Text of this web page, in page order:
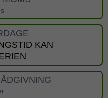
KAN